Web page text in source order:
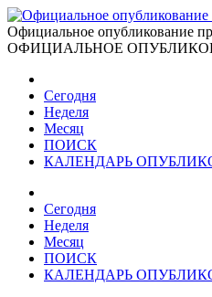
Официальное опубликование
ОФИЦИАЛЬНОЕ
Сегодня
Неделя
Месяц
ПОИСК
КАЛЕНДАРЬ
Сегодня
Неделя
Месяц
ПОИСК
КАЛЕНДАРЬ